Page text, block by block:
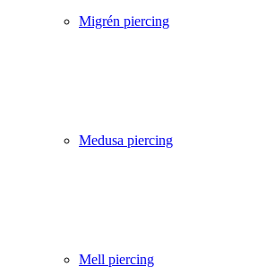
Migrén piercing
Medusa piercing
Mell piercing